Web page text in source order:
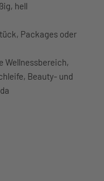
hell
Packages oder
Wellnessbereich,
Beauty- und